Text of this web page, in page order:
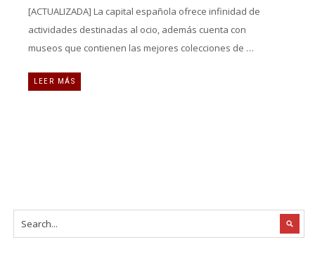
[ACTUALIZADA] La capital española ofrece infinidad de
actividades destinadas al ocio, además cuenta con
museos que contienen las mejores colecciones de …
LEER MÁS